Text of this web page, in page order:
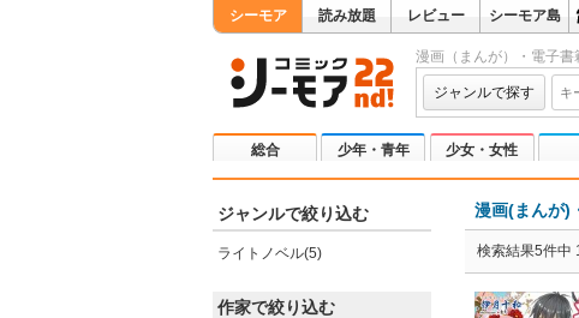
シーモア 読み放題 レビュー シーモア島
漫画（まんが）・電子書
ジャンルで探す
総合 少年・青年 少女・女性
ジャンルで絞り込む
ライトノベル(5)
作家で絞り込む
漫画(まんが)
検索結果5件中